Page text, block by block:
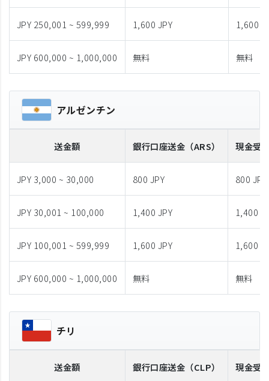
JPY 250,001 ~ 599,999 1,600 JPY 1,600
JPY 600,000 ~ 1,000,000 無料 無料
アルゼンチン
送金額 銀行口座送金 （ARS） 現金受
JPY 3,000 ~ 30,000 800 JPY 800 JPY
JPY 30,001 ~ 100,000 1,400 JPY 1,400
JPY 100,001 ~ 599,999 1,600 JPY 1,600
JPY 600,000 ~ 1,000,000 無料 無料
チリ
送金額 銀行口座送金 （CLP） 現金受